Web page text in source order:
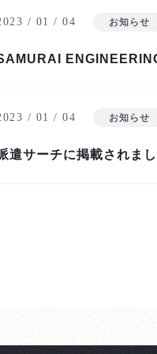
/ 01 / 04 お知らせ
/ 01 / 04 お知らせ
遣サーチに掲載されま